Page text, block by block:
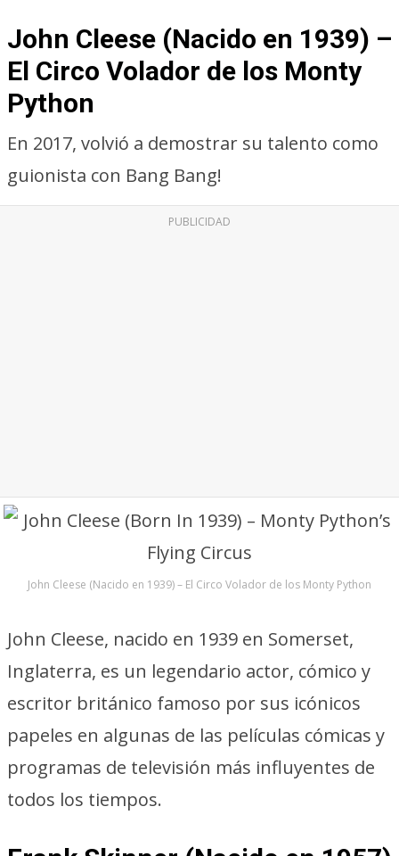
John Cleese (Nacido en 1939) –
El Circo Volador de los Monty
Python
En 2017, volvió a demostrar su talento como
guionista con Bang Bang!
PUBLICIDAD
John Cleese (Nacido en 1939) – El Circo Volador de los Monty Python
John Cleese, nacido en 1939 en Somerset,
Inglaterra, es un legendario actor, cómico y
escritor británico famoso por sus icónicos
papeles en algunas de las películas cómicas y
programas de televisión más influyentes de
todos los tiempos.